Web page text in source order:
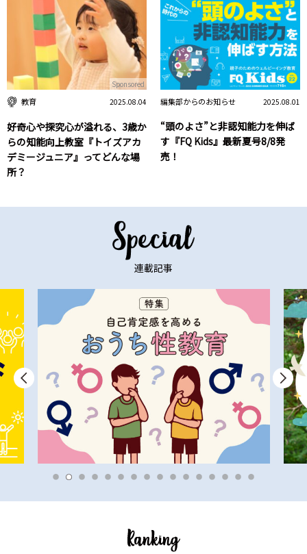
教育 2025.08.04
好奇心や探究心が溢れる、3歳か
らの知能向上教室『トイズアカ
デミージュニア』ってどんな場
所？
Sponsored
編集部からのお知らせ 2025.08.01
“頭のよさ”と非認知能力を伸ば
す『FQ Kids』最新夏号8/8発
売！
連載記事